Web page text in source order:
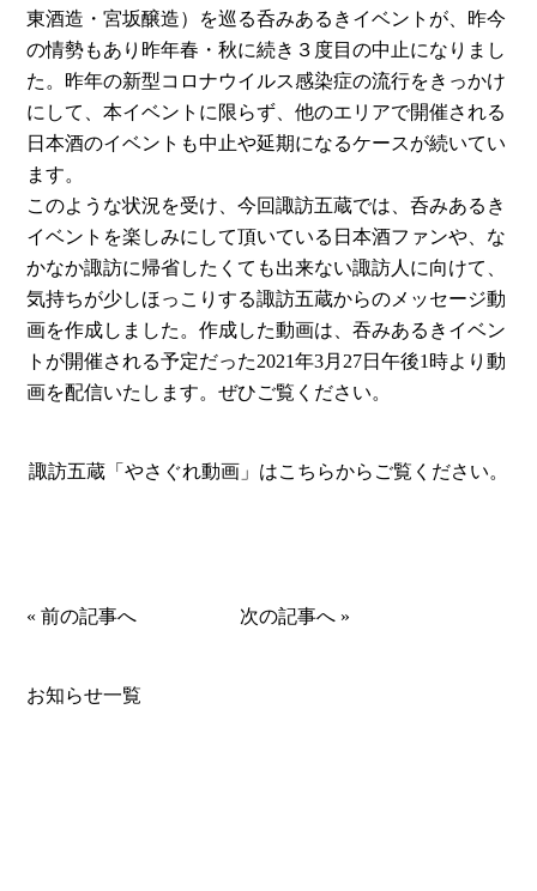
東酒造・宮坂醸造）を巡る呑みあるきイベントが、昨今
の情勢もあり昨年春・秋に続き３度目の中止になりまし
た。昨年の新型コロナウイルス感染症の流行をきっかけ
にして、本イベントに限らず、他のエリアで開催される
日本酒のイベントも中止や延期になるケースが続いてい
ます。
このような状況を受け、今回諏訪五蔵では、呑みあるき
イベントを楽しみにして頂いている日本酒ファンや、な
かなか諏訪に帰省したくても出来ない諏訪人に向けて、
気持ちが少しほっこりする諏訪五蔵からのメッセージ動
画を作成しました。作成した動画は、吞みあるきイベン
トが開催される予定だった2021年3月27日午後1時より動
画を配信いたします。ぜひご覧ください。
諏訪五蔵「やさぐれ動画」はこちらからご覧ください。
«前の記事へ 次の記事へ »
お知らせ一覧